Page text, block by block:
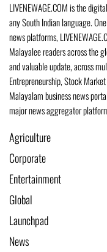
LIVENEWAGE.COM is the
any South Indian language.
news platforms,
Malayalee readers across the
and valuable update, across
Entrepreneurship, Stock
Malayalam business news
major news aggregator
Agriculture
Corporate
Entertainment
Global
Launchpad
News